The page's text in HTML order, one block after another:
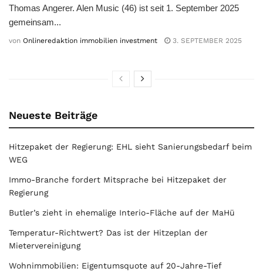
Thomas Angerer. Alen Music (46) ist seit 1. September 2025
gemeinsam...
von Onlineredaktion immobilien investment 3. SEPTEMBER 2025
Neueste Beiträge
Hitzepaket der Regierung: EHL sieht Sanierungsbedarf beim
WEG
Immo-Branche fordert Mitsprache bei Hitzepaket der
Regierung
Butler’s zieht in ehemalige Interio-Fläche auf der MaHü
Temperatur-Richtwert? Das ist der Hitzeplan der
Mietervereinigung
Wohnimmobilien: Eigentumsquote auf 20-Jahre-Tief